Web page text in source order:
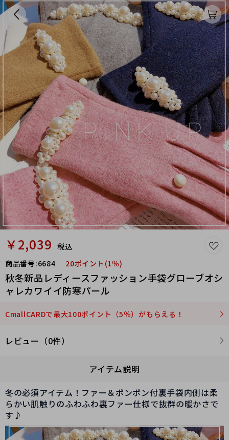
￥2,039 税込
商品番号:6684 20ポイント(1％)
秋冬新品レディースファッション手袋グローブオシ
ャレカワイイ防寒パール
CmallCARDで最大100ポイント（5％）がもらえる！
レビュー（0件）
アイテム説明
冬の必須アイテム！ファー＆ポンポン付裏手袋内側は柔
らかい肌触りのふわふわ裏ファー仕様で抜群の暖かさで
す♪